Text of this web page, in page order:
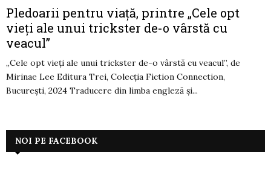
Pledoarii pentru viaţă, printre „Cele opt
vieţi ale unui trickster de-o vârstă cu
veacul”
„Cele opt vieţi ale unui trickster de-o vârstă cu veacul”, de
Mirinae Lee Editura Trei, Colecţia Fiction Connection,
Bucureşti, 2024 Traducere din limba engleză şi...
NOI PE FACEBOOK